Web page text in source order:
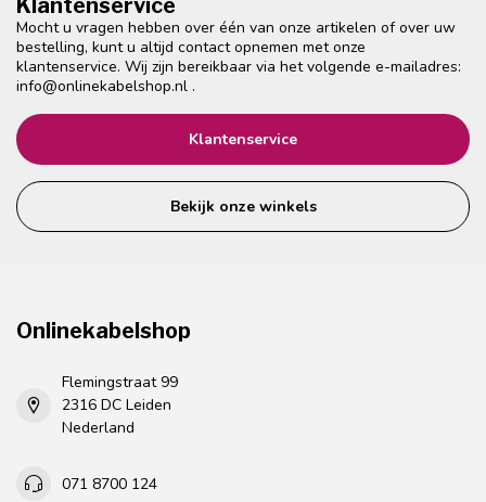
Mocht u vragen hebben over één van onze artikelen of over uw
bestelling, kunt u altijd contact opnemen met onze
klantenservice. Wij zijn bereikbaar via het volgende e-mailadres:
info@onlinekabelshop.nl .
Klantenservice
Bekijk onze winkels
Onlinekabelshop
Flemingstraat 99
2316 DC Leiden
Nederland
071 8700 124